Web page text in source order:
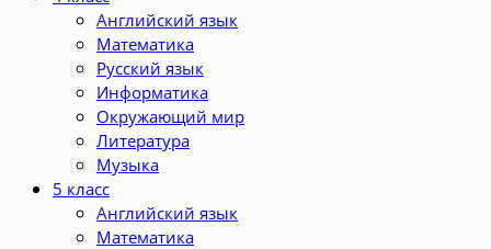
Английский язык
Математика
Русский язык
Информатика
Окружающий мир
Литература
Музыка
5 класс
Английский язык
Математика